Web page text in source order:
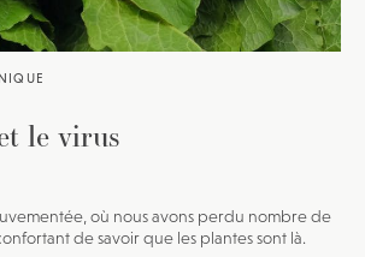
le virus
où nous avons perdu nombre de
de savoir que les plantes sont là.